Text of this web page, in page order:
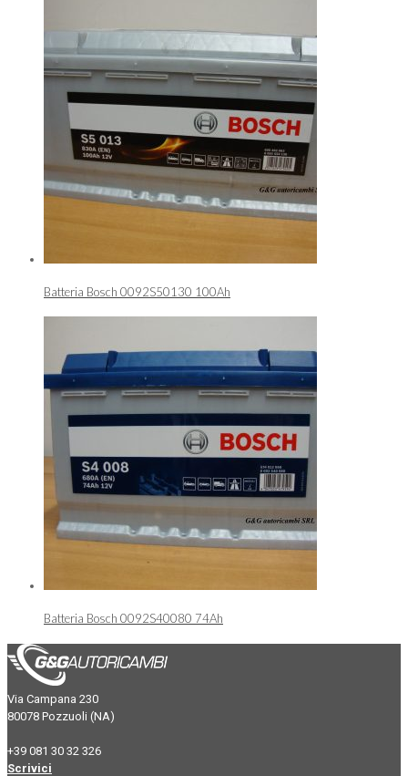
Batteria Bosch 0092S50130 100Ah
Batteria Bosch 0092S40080 74Ah
Via Campana 230
80078 Pozzuoli (NA)
+39 081 30 32 326
Scrivici